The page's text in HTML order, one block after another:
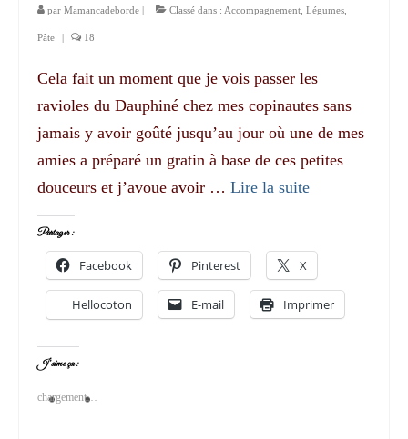
par Mamancadeborde | Classé dans : Accompagnement Légumes
Pâte | 18
Cela fait un moment que je vois passer les
ravioles du Dauphiné chez mes copinautes sans
jamais y avoir goûté jusqu’au jour où une de mes
amies a préparé un gratin à base de ces petites
douceurs et j’avoue avoir … Lire la suite­­
Partager :
Facebook Pinterest X
Hellocoton E-mail Imprimer
J’aime ça :
chargement…